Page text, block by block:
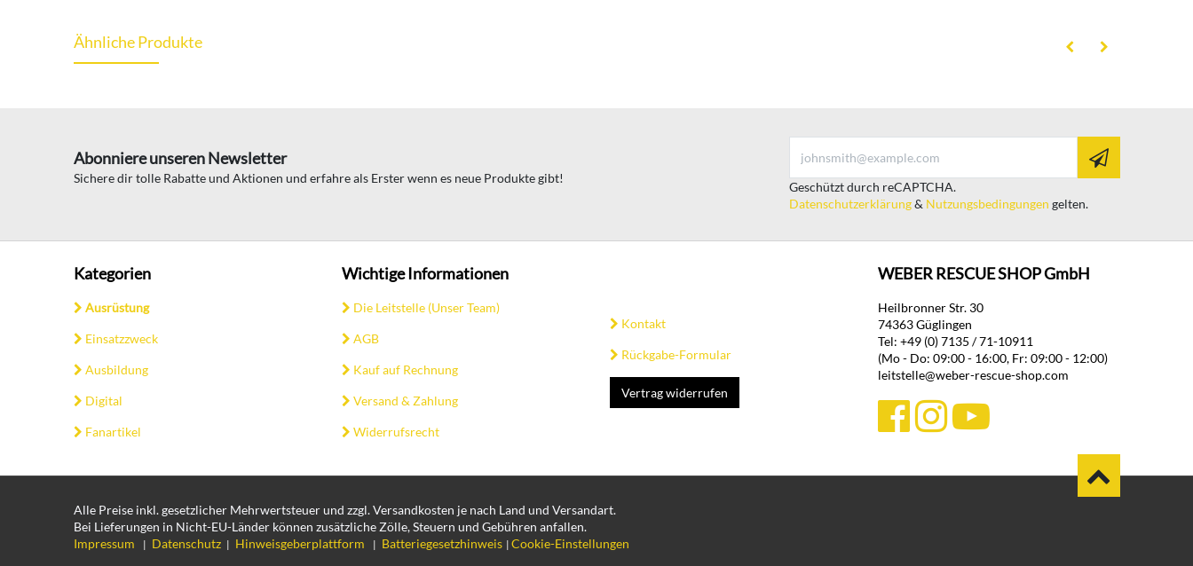
Ähnliche Produkte
Abonniere unseren Newsletter
Sichere dir tolle Rabatte und Aktionen und erfahre als Erster wenn es neue Produkte gibt!
Geschützt durch reCAPTCHA.
Datenschutzerklärung& Nutzungsbedingungen gelten.
Kategorien
Ausrüstung
Einsatzzweck
Ausbildung
Digital
Fanartikel
Wichtige Informationen
Die Leitstelle (Unser Team)
AGB
Kauf auf Rechnung
Versand & Zahlung
Widerrufsrecht
Kontakt
Rückgabe-Formular
Vertrag widerrufen
WEBER RESCUE SHOP GmbH
Heilbronner Str. 30
74363 Güglingen
Tel: +49 (0) 7135 / 71-10911
(Mo - Do: 09:00 - 16:00, Fr: 09:00 - 12:00)
leitstelle@weber-rescue-shop.com
Alle Preise inkl. gesetzlicher Mehrwertsteuer und zzgl. Versandkosten je nach Land und Versandart.
Bei Lieferungen in Nicht-EU-Länder können zusätzliche Zölle, Steuern und Gebühren anfallen.
Impressum
| Datenschutz | Hinweisgeberplattform | Batteriegesetzhinweis | Cookie-Einstellungen